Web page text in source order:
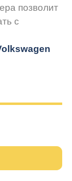
позволит
с